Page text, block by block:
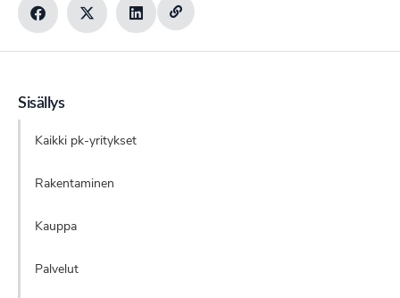
Sisällys
Kaikki pk-yritykset
Rakentaminen
Kauppa
Palvelut